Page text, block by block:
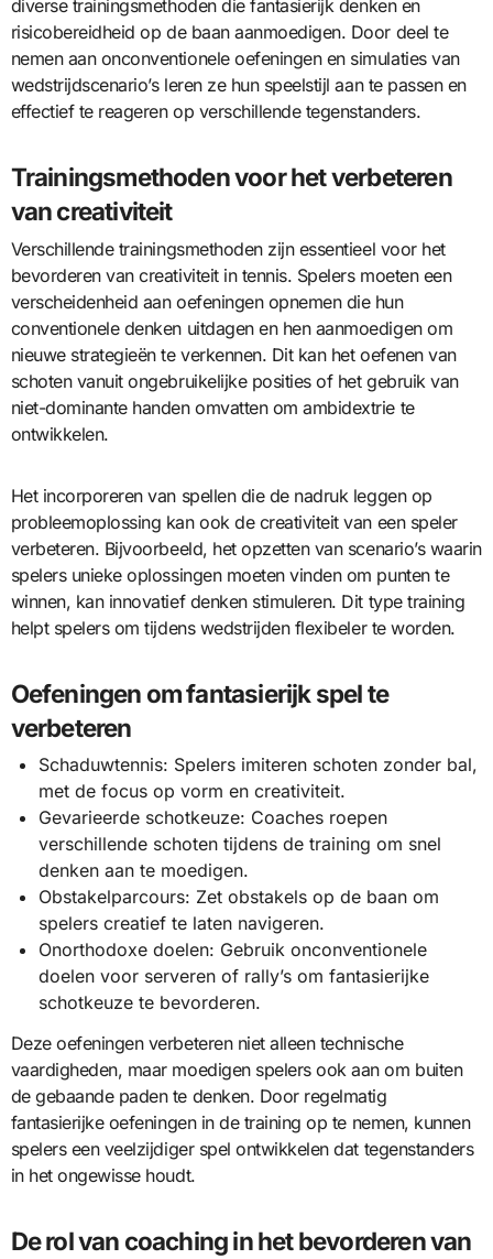
diverse trainingsmethoden die fantasierijk denken en
risicobereidheid op de baan aanmoedigen. Door deel te
nemen aan onconventionele oefeningen en simulaties van
wedstrijdscenario’s leren ze hun speelstijl aan te passen en
effectief te reageren op verschillende tegenstanders.
Trainingsmethoden voor het verbeteren
van creativiteit
Verschillende trainingsmethoden zijn essentieel voor het
bevorderen van creativiteit in tennis. Spelers moeten een
verscheidenheid aan oefeningen opnemen die hun
conventionele denken uitdagen en hen aanmoedigen om
nieuwe strategieën te verkennen. Dit kan het oefenen van
schoten vanuit ongebruikelijke posities of het gebruik van
niet-dominante handen omvatten om ambidextrie te
ontwikkelen.
Het incorporeren van spellen die de nadruk leggen op
probleemoplossing kan ook de creativiteit van een speler
verbeteren. Bijvoorbeeld, het opzetten van scenario’s waarin
spelers unieke oplossingen moeten vinden om punten te
winnen, kan innovatief denken stimuleren. Dit type training
helpt spelers om tijdens wedstrijden flexibeler te worden.
Oefeningen om fantasierijk spel te
verbeteren
Schaduwtennis: Spelers imiteren schoten zonder bal,
met de focus op vorm en creativiteit.
Gevarieerde schotkeuze: Coaches roepen
verschillende schoten tijdens de training om snel
denken aan te moedigen.
Obstakelparcours: Zet obstakels op de baan om
spelers creatief te laten navigeren.
Onorthodoxe doelen: Gebruik onconventionele
doelen voor serveren of rally’s om fantasierijke
schotkeuze te bevorderen.
Deze oefeningen verbeteren niet alleen technische
vaardigheden, maar moedigen spelers ook aan om buiten
de gebaande paden te denken. Door regelmatig
fantasierijke oefeningen in de training op te nemen, kunnen
spelers een veelzijdiger spel ontwikkelen dat tegenstanders
in het ongewisse houdt.
De rol van coaching in het bevorderen van